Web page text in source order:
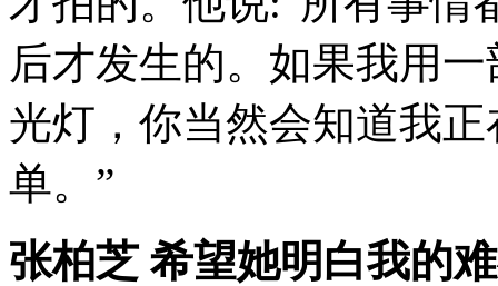
后才发生的。如果我用
光灯，你当然会知道我
单。”
张柏芝 希望她明白我的